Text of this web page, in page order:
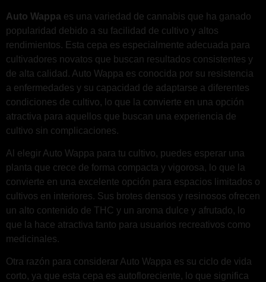
Auto Wappa es una variedad de cannabis que ha ganado
popularidad debido a su facilidad de cultivo y altos
rendimientos. Esta cepa es especialmente adecuada para
cultivadores novatos que buscan resultados consistentes y
de alta calidad. Auto Wappa es conocida por su resistencia
a enfermedades y su capacidad de adaptarse a diferentes
condiciones de cultivo, lo que la convierte en una opción
atractiva para aquellos que buscan una experiencia de
cultivo sin complicaciones.
Al elegir Auto Wappa para tu cultivo, puedes esperar una
planta que crece de forma compacta y vigorosa, lo que la
convierte en una excelente opción para espacios limitados o
cultivos en interiores. Sus brotes densos y resinosos ofrecen
un alto contenido de THC y un aroma dulce y afrutado, lo
que la hace atractiva tanto para usuarios recreativos como
medicinales.
Otra razón para considerar Auto Wappa es su ciclo de vida
corto, ya que esta cepa es autofloreciente, lo que significa